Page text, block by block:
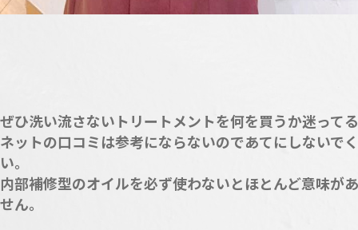
ぜひ洗い流さないトリートメントを何を買うか迷って
ネットの口コミは参考にならないのであてにしないで
い。
内部補修型のオイルを必ず使わないとほとんど意味が
せん。